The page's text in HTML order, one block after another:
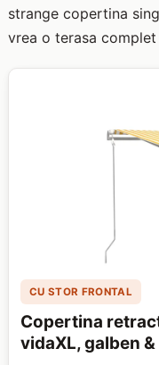
strange copertina
vrea o terasa
CU STOR FRONTAL
Copertina
vidaXL, galben